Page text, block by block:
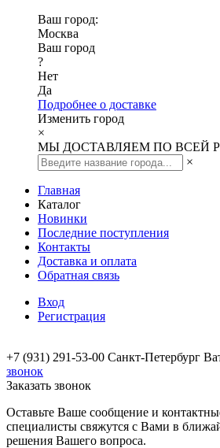
Ваш город:
Москва
Ваш город
?
Нет
Да
Подробнее о доставке
Изменить город
×
МЫ ДОСТАВЛЯЕМ ПО ВСЕЙ
×
Главная
Каталог
Новинки
Последние поступления
Контакты
Доставка и оплата
Обратная связь
Вход
Регистрация
+7 (931) 291-53-00 Санкт-Петербург
звонок
Заказать звонок
Оставьте Ваше сообщение и
специалисты свяжутся с Вами в
решения Вашего вопроса.